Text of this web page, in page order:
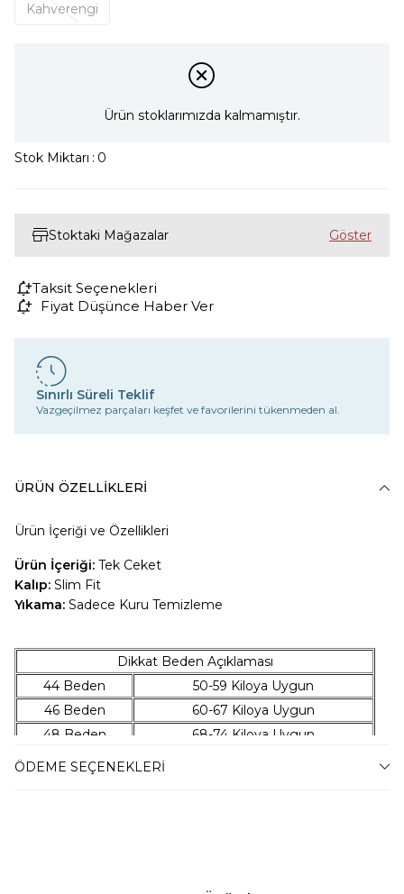
Kahverengi
Ürün stoklarımızda kalmamıştır.
Stok Miktarı : 0
Stoktaki Mağazalar
Taksit Seçenekleri
Fiyat Düşünce Haber Ver
Sınırlı Süreli Teklif
Vazgeçilmez parçaları keşfet ve favorilerini tükenmeden al.
ÜRÜN ÖZELLIKLERI
Ürün İçeriği ve Özellikleri
Ürün İçeriği: Tek Ceket
Kalıp: Slim Fit
Yıkama: Sadece Kuru Temizleme
Dikkat Beden Açıklaması
44 Beden
50-59 Kiloya Uygun
46 Beden
60-67 Kiloya Uygun
48 Beden
68-74 Kiloya Uygun
50 Beden
ÖDEME SEÇENEKLERI